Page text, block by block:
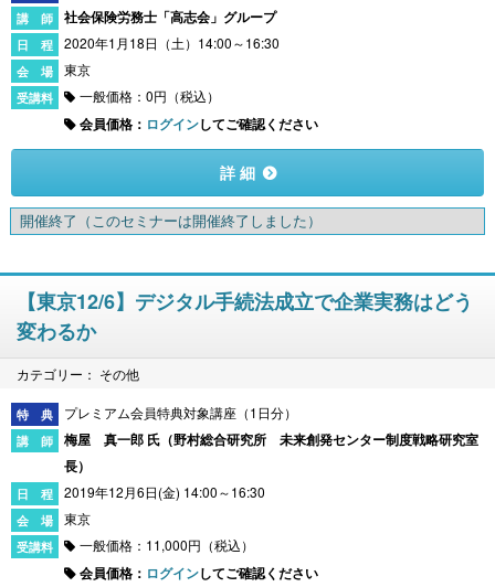
社会保険労務士「高志会」グループ
2020年1月18日（土）14:00～16:30
東京
一般価格：0円（税込）
会員価格： ログインしてご確認ください
詳 細
開催終了 （このセミナーは開催終了しました）
【東京12/6】デジタル手続法成立で企業実務はどう
変わるか
カテゴリー： その他
プレミアム会員特典対象講座（1日分）
梅屋 真一郎 氏（野村総合研究所 未来創発センター制度戦略研究室
長）
2019年12月6日(金) 14:00～16:30
東京
一般価格：11,000円（税込）
会員価格： ログインしてご確認ください